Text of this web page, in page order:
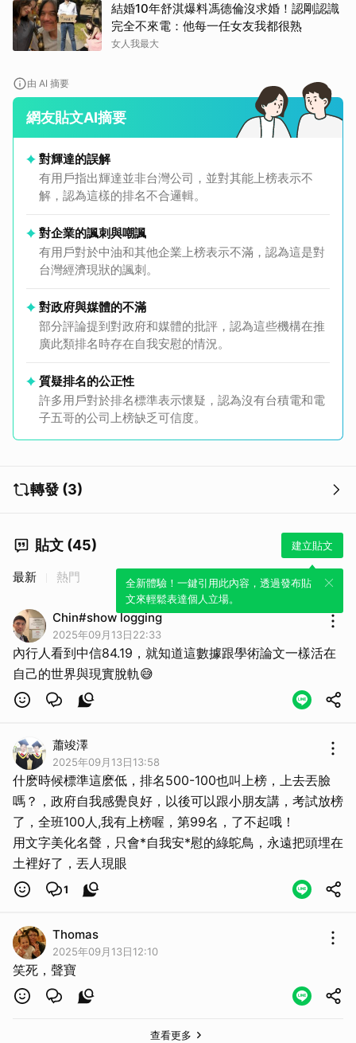
結婚10年舒淇爆料馮德倫沒求婚！認剛認識
完全不來電：他每一任女友我都很熟
女人我最大
由 AI 摘要
網友貼文AI摘要
對輝達的誤解
有用戶指出輝達並非台灣公司，並對其能上榜表示不
解，認為這樣的排名不合邏輯。
對企業的諷刺與嘲諷
有用戶對於中油和其他企業上榜表示不滿，認為這是對
台灣經濟現狀的諷刺。
對政府與媒體的不滿
部分評論提到對政府和媒體的批評，認為這些機構在推
廣此類排名時存在自我安慰的情況。
質疑排名的公正性
許多用戶對於排名標準表示懷疑，認為沒有台積電和電
子五哥的公司上榜缺乏可信度。
轉發 (3)
貼文 (45) 建立貼文
全新體驗！一鍵引用此內容，透過發布貼
文來輕鬆表達個人立場。
最新 熱門
Chin#show logging
2025年09月13日22:33
內行人看到中信84.19，就知道這數據跟學術論文一樣活在
自己的世界與現實脫軌😅
蕭竣澤
2025年09月13日13:58
什麽時候標準這麽低，排名500-100也叫上榜，上去丟臉
嗎？，政府自我感覺良好，以後可以跟小朋友講，考試放榜
了，全班100人,我有上榜喔，第99名，了不起哦！
用文字美化名聲，只會*自我安*慰的綠鴕鳥，永遠把頭埋在
土裡好了，丟人現眼
1
Thomas
2025年09月13日12:10
笑死，聲寶
查看更多
取消